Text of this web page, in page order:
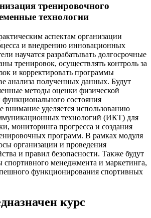
тренировочного
технологии
аспектам организации
и внедрению инновационных
научатся разрабатывать долгосрочные
тренировок, осуществлять контроль за
и корректировать программы
анализа полученных данных. Будут
методы оценки физической
состояния
внимание уделяется использованию
технологий (ИКТ) для
мониторинга прогресса и создания
программ. В рамках модуля
организации и проведения
и правил безопасности. Также будут
спортивного менеджмента и маркетинга,
функционирования спортивных
курс